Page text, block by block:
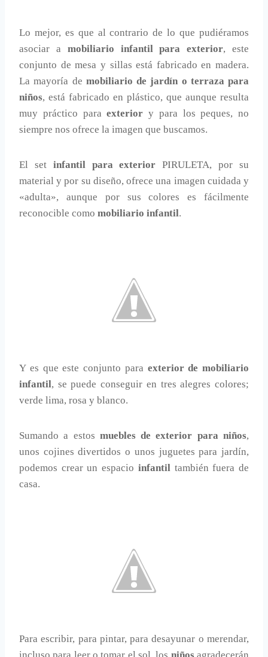
Lo mejor, es que al contrario de lo que pudiéramos
asociar a mobiliario infantil para exterior, este
conjunto de mesa y sillas está fabricado en madera.
La mayoría de mobiliario de jardín o terraza para
niños, está fabricado en plástico, que aunque resulta
muy práctico paraexterior y para los peques, no
siempre nos ofrece la imagen que buscamos.
El set infantil para exterior PIRULETA, por su
material y por su diseño, ofrece una imagen cuidada y
«adulta», aunque por sus colores es fácilmente
reconocible como mobiliario infantil.
Y es que este conjunto para exterior de mobiliario
infantil, se puede conseguir en tres alegres colores;
verde lima, rosa y blanco.
Sumando a estos muebles de exterior para niños,
unos cojines divertidos o unos juguetes para jardín,
podemos crear un espacio infantiltambién fuera de
casa.
Para escribir, para pintar, para desayunar o merendar,